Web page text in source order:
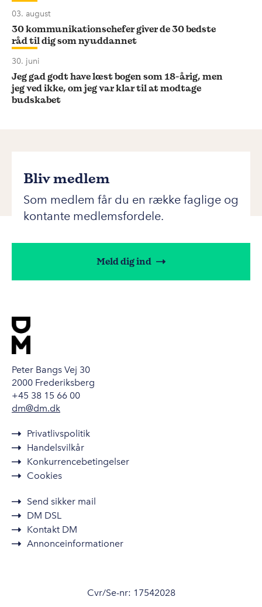
03. august
30 kommunikationschefer giver de 30 bedste
råd til dig som nyuddannet
30. juni
Jeg gad godt have læst bogen som 18-årig, men
jeg ved ikke, om jeg var klar til at modtage
budskabet
Bliv medlem
Som medlem får du en række faglige og
kontante medlemsfordele.
Meld dig ind
Peter Bangs Vej 30
2000 Frederiksberg
+45 38 15 66 00
dm@dm.dk
Privatlivspolitik
Handelsvilkår
Konkurrencebetingelser
Cookies
Send sikker mail
DM DSL
Kontakt DM
Annonceinformationer
Cvr/Se-nr: 17542028